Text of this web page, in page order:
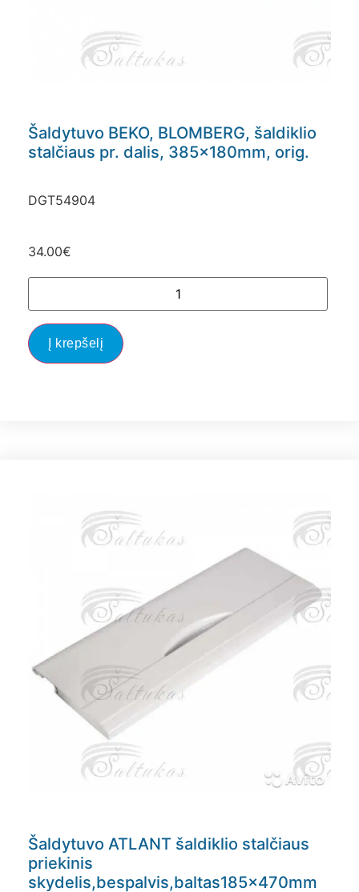
Šaldytuvo BEKO, BLOMBERG, šaldiklio
stalčiaus pr. dalis, 385x180mm, orig.
DGT54904
34.00€
Į krepšelį
Šaldytuvo ATLANT šaldiklio stalčiaus
priekinis
skydelis,bespalvis,baltas185x470mm